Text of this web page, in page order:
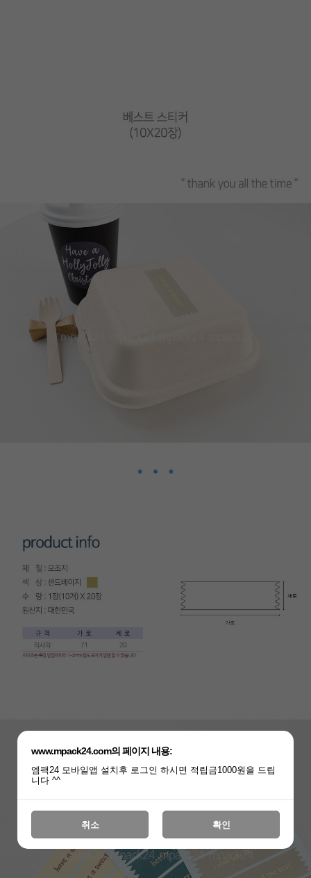
www.mpack24.com의 페이지 내용:
엠팩24 모바일앱 설치후 로그인 하시면 적립금1000원을 드립
니다 ^^
취소 확인